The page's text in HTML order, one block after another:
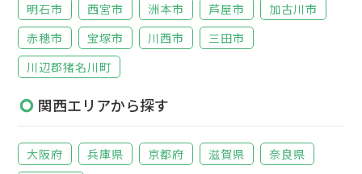
明石市
西宮市 洲本市 芦屋市
加古川市
赤穂市
宝塚市 川西市
三田市
川辺郡猪名川町
関西エリアから探す
大阪府 兵庫県 京都府 滋賀県 奈良県